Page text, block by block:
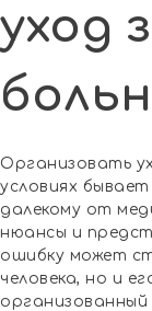
уход
Организовать
условиях
далекому от
нюансы и
ошибку может
человека, но и
организованный